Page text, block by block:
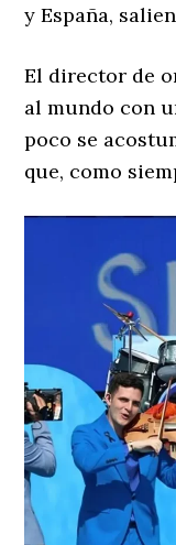
y España,
El director de
al mundo con
poco se
que, como